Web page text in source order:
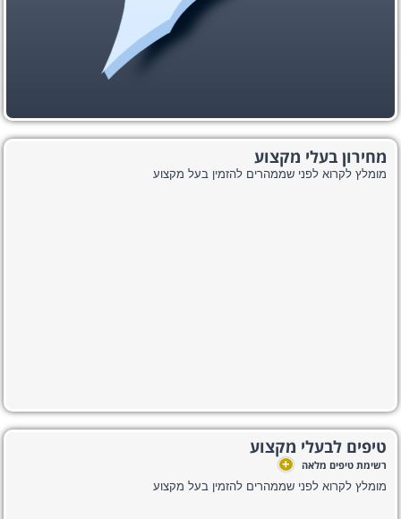
מחירון בעלי מקצוע
מומלץ לקרוא לפני שממהרים להזמין בעל מקצוע
טיפים לבעלי מקצוע
רשימת טיפים מלאה +
מומלץ לקרוא לפני שממהרים להזמין בעל מקצוע